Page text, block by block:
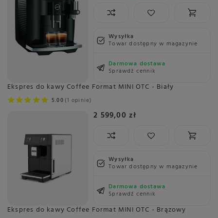
Wysyłka
Towar dostępny w magazynie
Darmowa dostawa
Sprawdź cennik
Ekspres do kawy Coffee Format MINI OTC - Biały
5.00 1 opinie
2 599,00 zł
Wysyłka
Towar dostępny w magazynie
Darmowa dostawa
Sprawdź cennik
Ekspres do kawy Coffee Format MINI OTC - Brązowy